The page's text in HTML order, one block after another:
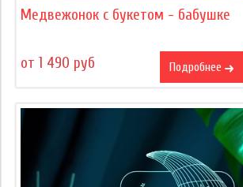
Медвежонок с букетом - бабушке
от 1 490 руб Подробнее